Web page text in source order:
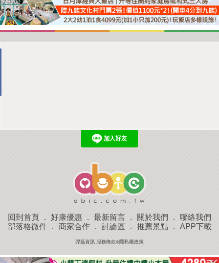
回到首頁 ． 好康優惠 ． 最新留言 ． 關於我們 ． 聯絡我們
部落格微件． 商家合作． 討論區 ． 推薦景點． APP下載
羿磊資訊 服務條款&隱私權政策